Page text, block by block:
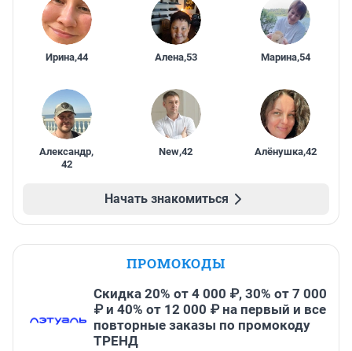
Ирина,44 Алена,53 Марина,54
Александр,
42
New,42 Алёнушка,42
Начать знакомиться
ПРОМОКОДЫ
Скидка 20% от 4 000 ₽, 30% от 7 000
₽ и 40% от 12 000 ₽ на первый и все
повторные заказы по промокоду
ТРЕНД